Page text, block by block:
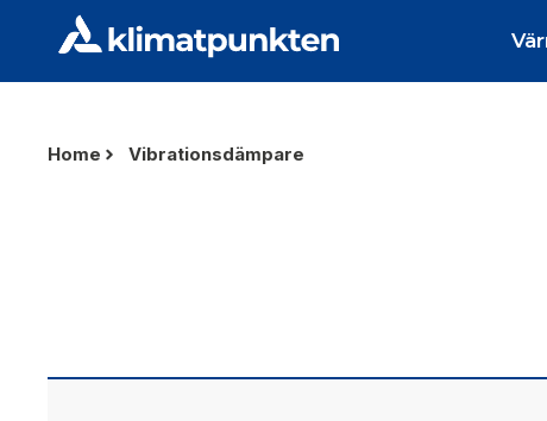
Home Vibrationsdämpare